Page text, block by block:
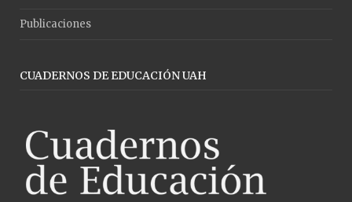
Publicaciones
CUADERNOS DE EDUCACIÓN UAH